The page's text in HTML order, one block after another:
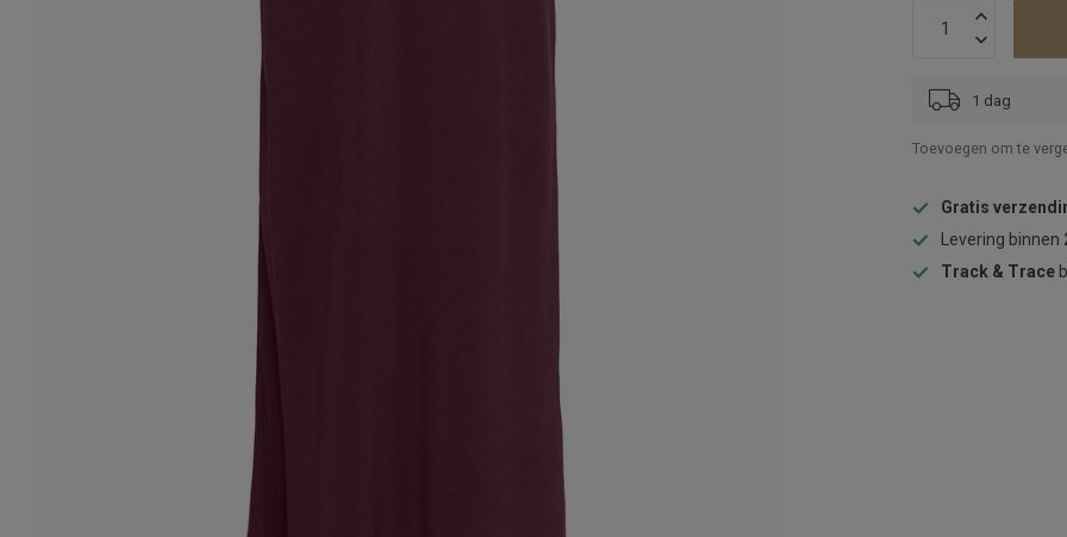
1 dag
Toevoegen om te
Gratis
Levering binnen
Track & Trace